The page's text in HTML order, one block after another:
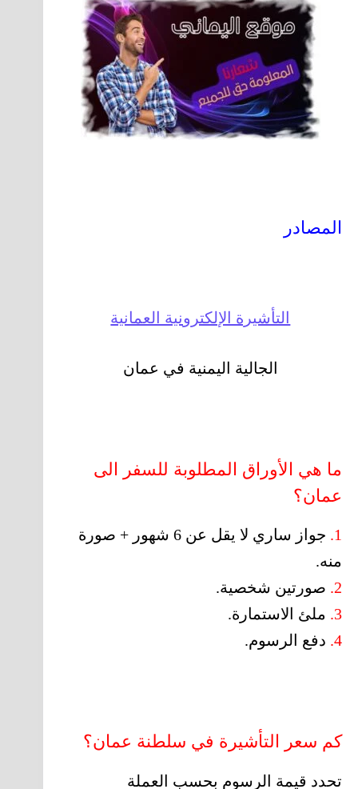
المصادر
التأشيرة الإلكترونية العمانية
الجالية اليمنية في عمان
ما هي الأوراق المطلوبة للسفر الى
عمان؟
1.
جواز ساري لا يقل عن 6 شهور + صورة
منه.
2. صورتين شخصية.
3. ملئ الاستمارة.
4. دفع الرسوم.
كم سعر التأشيرة في سلطنة عمان؟
تحدد قيمة الرسوم بحسب العملة